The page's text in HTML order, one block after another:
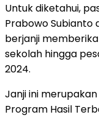
Untuk diketahui,
Prabowo Subianto
berjanji
sekolah hingga
2024.
Janji ini
Program Hasil